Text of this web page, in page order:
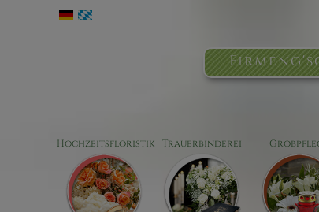
Hochzeitsfloristik Trauerbinderei